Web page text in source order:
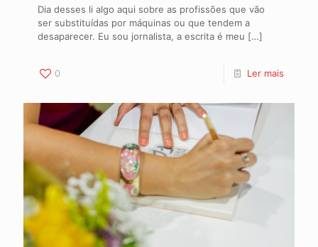
Dia desses li algo aqui sobre as profissões que vão
ser substituídas por máquinas ou que tendem a
desaparecer. Eu sou jornalista, a escrita é meu […]
0 Ler mais